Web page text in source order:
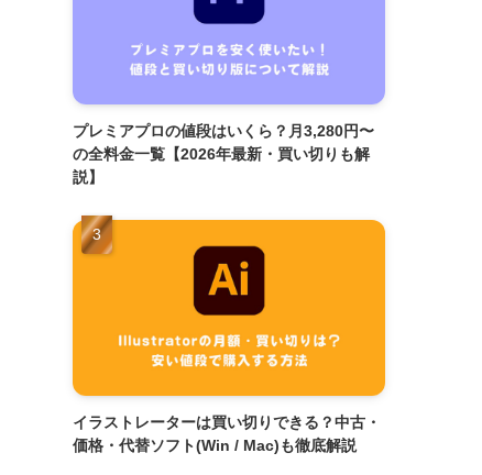
プレミアプロの値段はいくら？月3,280円〜
の全料金一覧【2026年最新・買い切りも解
説】
イラストレーターは買い切りできる？中古・
価格・代替ソフト(Win / Mac)も徹底解説